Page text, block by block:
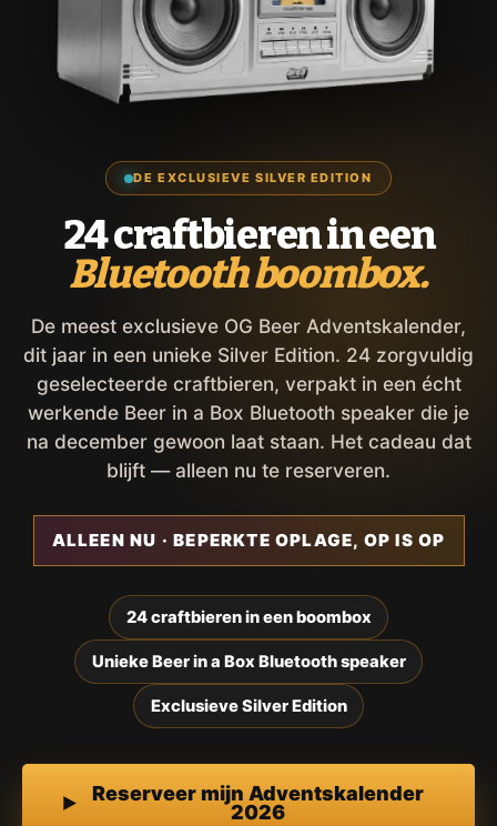
DE EXCLUSIEVE SILVER EDITION
24 craftbieren in een
Bluetooth boombox.
De meest exclusieve OG Beer Adventskalender,
dit jaar in een unieke Silver Edition. 24 zorgvuldig
geselecteerde craftbieren, verpakt in een écht
werkende Beer in a Box Bluetooth speaker die je
na december gewoon laat staan. Het cadeau dat
blijft — alleen nu te reserveren.
ALLEEN NU · BEPERKTE OPLAGE, OP IS OP
24 craftbieren in een boombox
Unieke Beer in a Box Bluetooth speaker
Exclusieve Silver Edition
Reserveer mijn Adventskalender
2026